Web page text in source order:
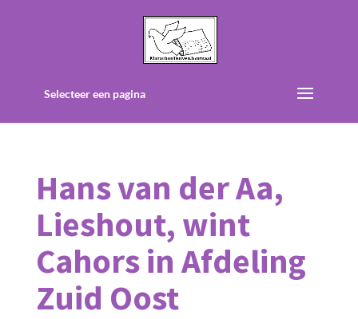
Selecteer een pagina
Hans van der Aa,
Lieshout, wint
Cahors in Afdeling
Zuid Oost